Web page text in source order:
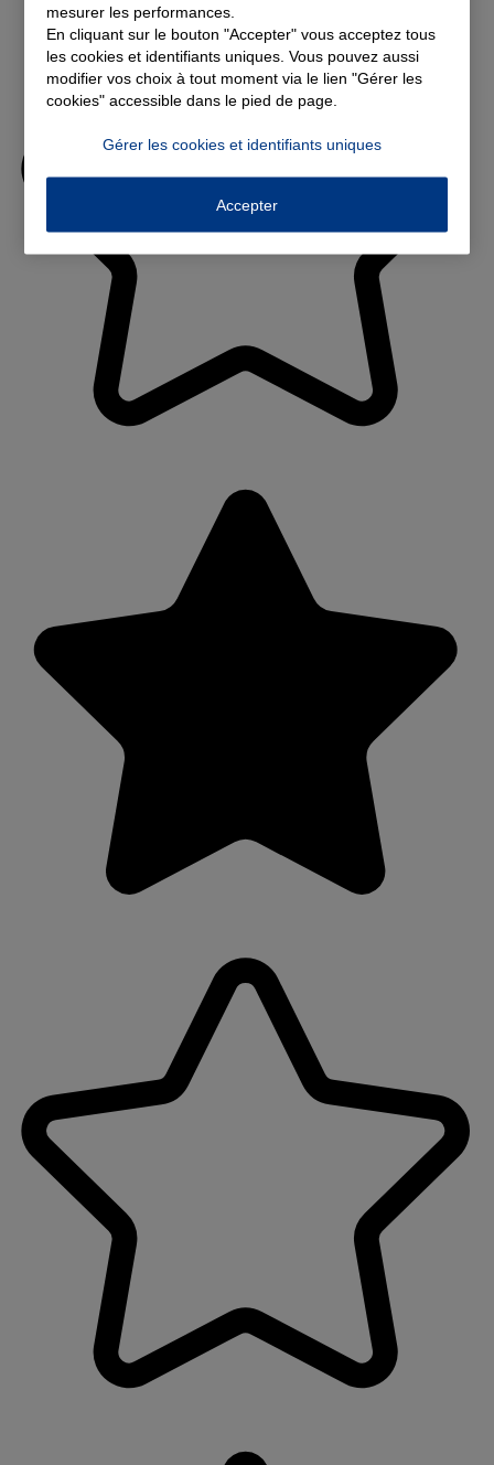
mesurer les performances.
En cliquant sur le bouton "Accepter" vous acceptez tous
les cookies et identifiants uniques. Vous pouvez aussi
modifier vos choix à tout moment via le lien "Gérer les
cookies" accessible dans le pied de page.
Gérer les cookies et identifiants uniques
Accepter